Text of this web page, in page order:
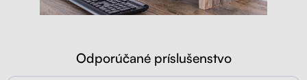
Odporúčané príslušenstvo